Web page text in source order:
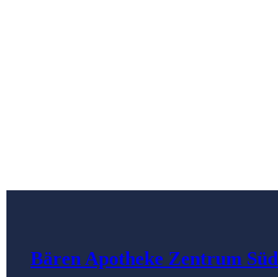
Bären Apotheke Zentrum Süd